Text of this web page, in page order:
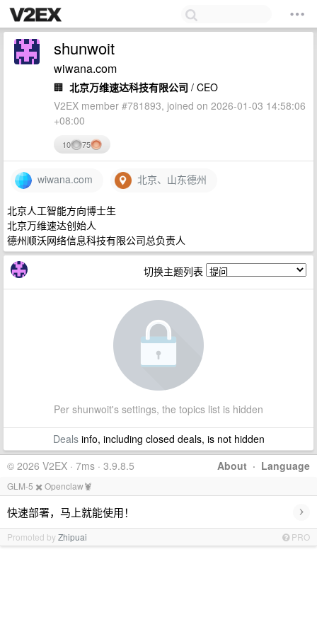
shunwoit
wiwana.com
🏢 北京万维速达科技有限公司 / CEO
V2EX member #781893, joined on 2026-01-03 14:58:06
+08:00
10 75
wiwana.com 北京、山东德州
北京人工智能方向博士生
北京万维速达创始人
德州顺沃网络信息科技有限公司总负责人
切换主题列表
Per shunwoit's settings, the topics list is hidden
Dealsinfo, including closed deals, is not hidden
About · Language
© 2026 V2EX · 7ms · 3.9.8.5
GLM-5 ✖️ Openclaw🦞
快速部署，马上就能使用！ ›
Promoted byZhipuai PRO